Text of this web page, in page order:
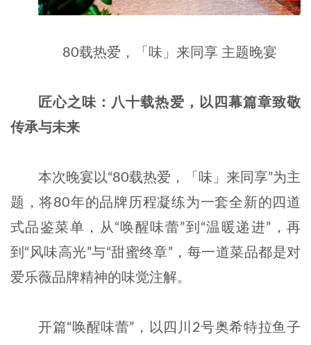
80载热爱，「味」来同享 主题晚宴
匠心之味：八十载热爱，以四幕篇章致敬
传承与未来
本次晚宴以“80载热爱，「味」来同享”为主
题，将80年的品牌历程凝练为一套全新的四道
式品鉴菜单，从“唤醒味蕾”到“温暖递进”，再
到“风味高光”与“甜蜜终章”，每一道菜品都是对
爱乐薇品牌精神的味觉注解。
开篇“唤醒味蕾”，以四川2号奥希特拉鱼子